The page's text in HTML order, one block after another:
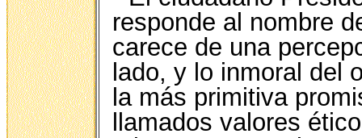
responde al nombre
carece de una
lado, y lo inmoral del
la más primitiva
llamados valores